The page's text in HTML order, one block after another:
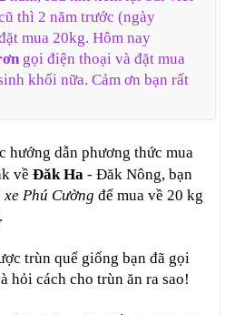
thì 2 năm trước (ngày
mua 20kg. Hôm nay
gọi điện thoại và đặt mua
khối nữa. Cảm ơn bạn rất
hướng dẫn phương thức mua
vềĐăk Ha - Đăk Nông, bạn
xe Phú Cường để mua về 20 kg
trùn quế giống bạn đã gọi
hỏi cách cho trùn ăn ra sao!